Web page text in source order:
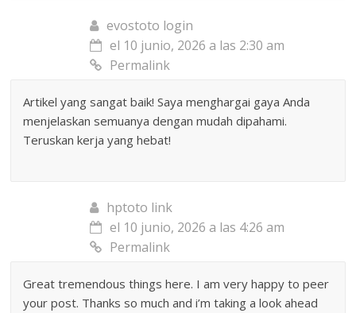
evostoto login
el 10 junio, 2026 a las 2:30 am
Permalink
Artikel yang sangat baik! Saya menghargai gaya Anda
menjelaskan semuanya dengan mudah dipahami.
Teruskan kerja yang hebat!
hptoto link
el 10 junio, 2026 a las 4:26 am
Permalink
Great tremendous things here. I am very happy to peer
your post. Thanks so much and i’m taking a look ahead